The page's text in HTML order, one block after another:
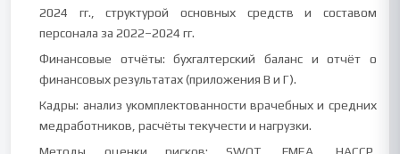
2024 гг., структурой основных средств и составом
персонала за 2022–2024 гг.
Финансовые отчёты: бухгалтерский баланс и отчёт о
финансовых результатах (приложения В и Г).
Кадры: анализ укомплектованности врачебных и средних
медработников, расчёты текучести и нагрузки.